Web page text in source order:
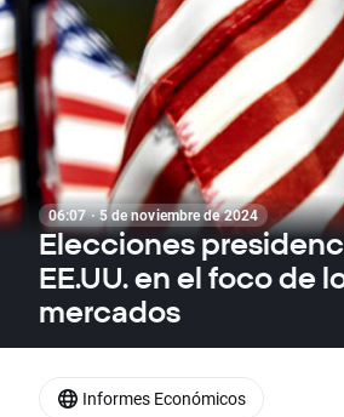
06:07 · 5 de noviembre de 2024
Elecciones
EE.UU. en el foco de
mercados
Informes Económicos